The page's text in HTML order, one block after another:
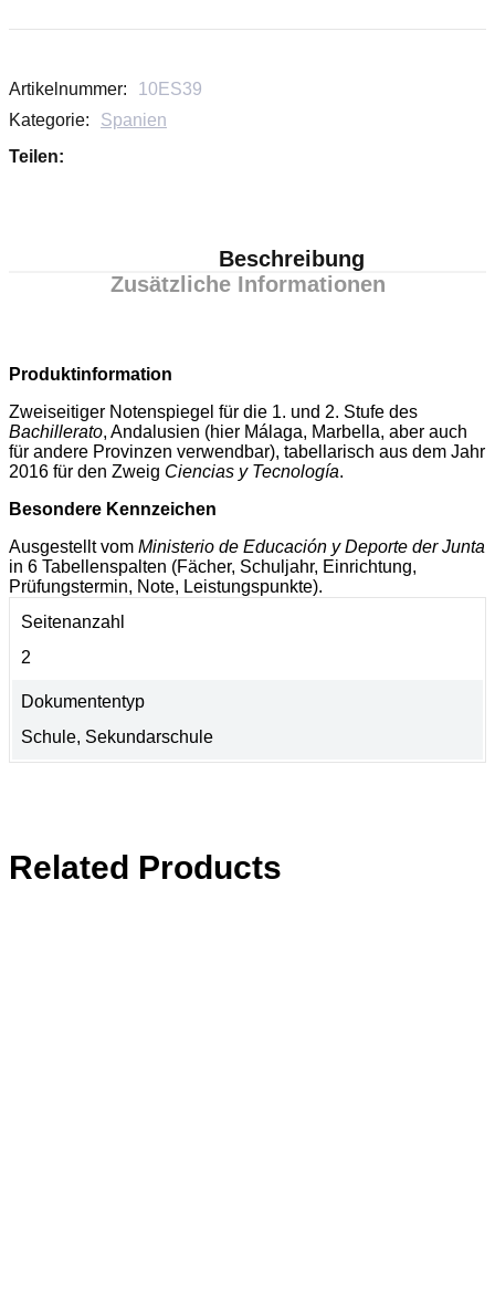
Artikelnummer:
10ES39
Kategorie:
Spanien
Teilen:
Beschreibung
Zusätzliche Informationen
Produktinformation
Zweiseitiger Notenspiegel für die 1. und 2. Stufe des
Bachillerato, Andalusien (hier Málaga, Marbella, aber auch
für andere Provinzen verwendbar), tabellarisch aus dem Jahr
2016 für den Zweig Ciencias y Tecnología.
Besondere Kennzeichen
Ausgestellt vom Ministerio de Educación y Deporte der Junta
in 6 Tabellenspalten (Fächer, Schuljahr, Einrichtung,
Prüfungstermin, Note, Leistungspunkte).
Seitenanzahl
2
Dokumententyp
Schule, Sekundarschule
Related Products